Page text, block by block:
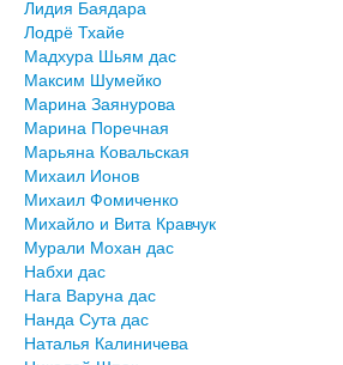
Лидия Баядара
Лодрё Тхайе
Мадхура Шьям дас
Максим Шумейко
Марина Заянурова
Марина Поречная
Марьяна Ковальская
Михаил Ионов
Михаил Фомиченко
Михайло и Вита Кравчук
Мурали Мохан дас
Набхи дас
Нага Варуна дас
Нанда Сута дас
Наталья Калиничева